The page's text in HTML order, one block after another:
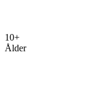
10+
Ålder